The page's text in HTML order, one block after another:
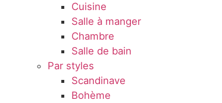
Cuisine
Salle à manger
Chambre
Salle de bain
Par styles
Scandinave
Bohème